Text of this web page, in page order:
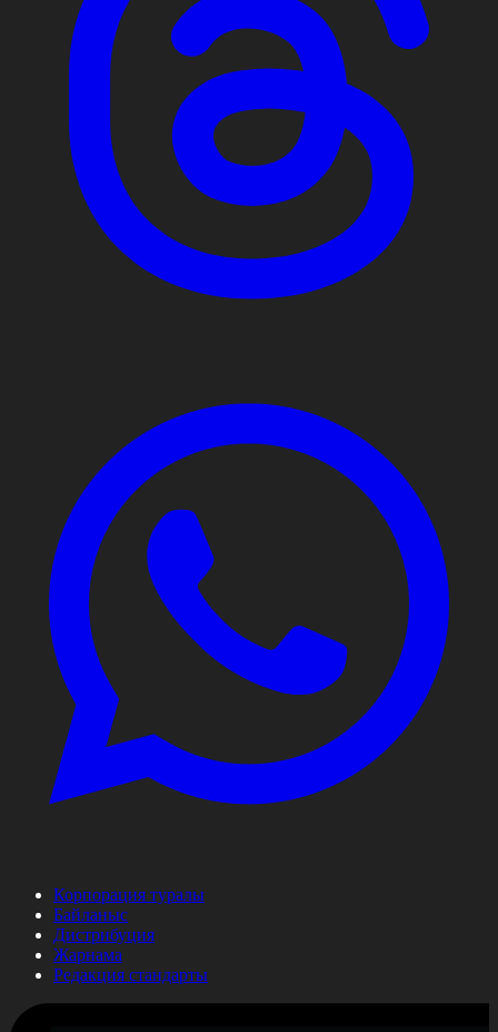
Корпорация туралы
Байланыс
Дистрибуция
Жарнама
Редакция стандарты